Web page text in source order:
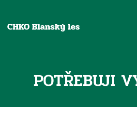
CHKO Blanský les
POTŘEBUJI